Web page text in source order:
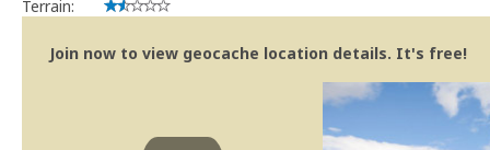
Terrain:
Join now to view geocache location details. It's free!